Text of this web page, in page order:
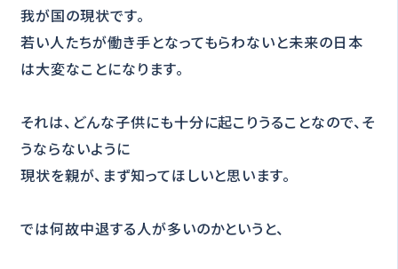
我が国の現状です。
若い人たちが働き手となってもらわないと未来の日本
は大変なことになります。
それは、どんな子供にも十分に起こりうることなので、そ
うならないように
現状を親が、まず知ってほしいと思います。
では何故中退する人が多いのかというと、